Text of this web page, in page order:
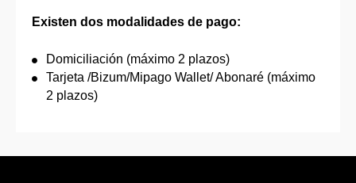
Existen dos modalidades de pago:
Domiciliación (máximo 2 plazos)
Tarjeta /Bizum/Mipago Wallet/ Abonaré (máximo
2 plazos)